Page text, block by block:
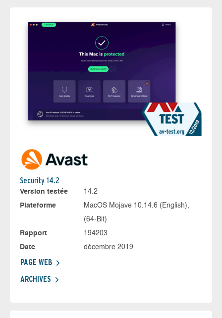
Security 14.2
Version testée
14.2
Plateforme
MacOS Mojave 10.14.6 (English),
(64-Bit)
Rapport
194203
Date
décembre 2019
PAGE WEB
ARCHIVES